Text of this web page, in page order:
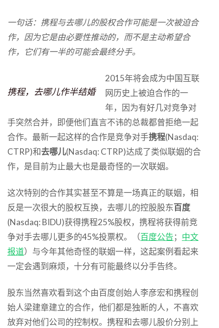
一句话：携程与去哪儿的股权合作可能是一次被迫合
作，因为它是由必要性推动的，而不是主动希望合
作，它们有一半的可能会最终分手。
携程，去哪儿作半结婚
2015年将会成为中国互联
网历史上被迫合作的一
年，因为有好几对竞争对
手突然合并，即便他们直言不讳的总裁都曾拒绝一起
合作。最新一起这样的合作是竞争对手携程(Nasdaq:
CTRP)和去哪儿(Nasdaq: CTRP)达成了类似联姻的合
作，是目前为止最大也是最奇怪的一次联姻。
这次特别的合作其实甚至不算是一场真正的联姻，相
反是一次很大的股权互换，去哪儿的控股股东百度
(Nasdaq: BIDU)获得携程25%股权，携程将获得前竞
争对手去哪儿更多的45%投票权。（百度公告； 中文
报道）与今年其他奇怪的联姻一样，这起案例看起来
一定会遇到麻烦，十分有可能最终以分手告终。
股东当然喜欢看到这个由百度创始人李彦宏和携程创
始人梁建章建立的合作，他们都是独断的人，不喜欢
放弃对他们公司的控制权。携程和去哪儿股价分别上